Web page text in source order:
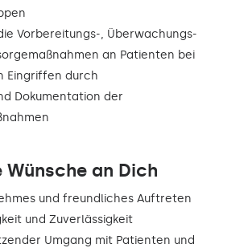
Vorbereitungs-, Überwachungs-
an Patienten bei
Eingriffen durch
Dokumentation der
Wünsche an Dich
und freundliches Auftreten
und Zuverlässigkeit
Umgang mit Patienten und